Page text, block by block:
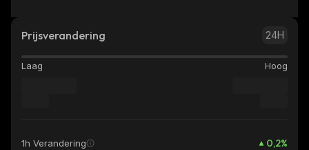
Prijsverandering 24H
Laag Hoog
1h Verandering 0,2%